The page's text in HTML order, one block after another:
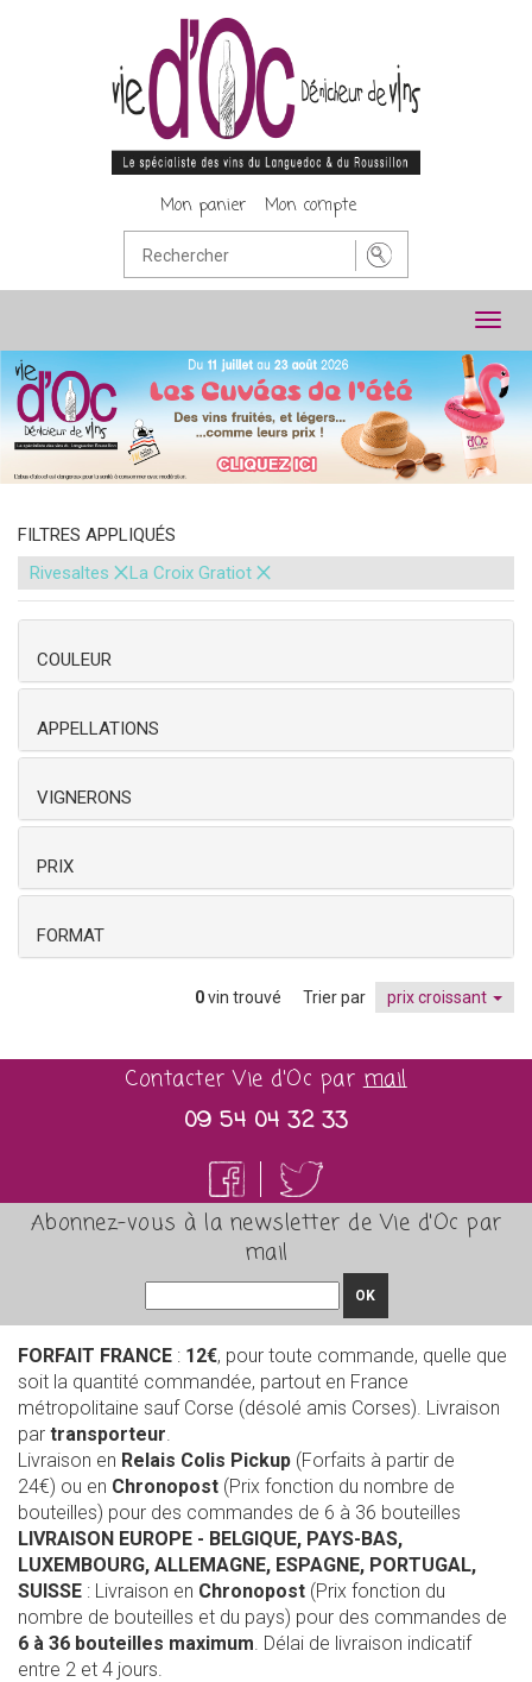
Mon panier Mon compte
FILTRES APPLIQUÉS
Rivesaltes ×La Croix Gratiot ×
COULEUR
APPELLATIONS
VIGNERONS
PRIX
FORMAT
0vin trouvé Trier par prix croissant
Contacter Vie d'Oc parmail
09 54 04 32 33
Abonnez-vous à la newsletter de Vie d'Oc par
mail
OK
FORFAIT FRANCE : 12€, pour toute commande, quelle que
soit la quantité commandée, partout en France
métropolitaine sauf Corse (désolé amis Corses). Livraison
par transporteur.
Livraison en Relais Colis Pickup (Forfaits à partir de
24€) ou en Chronopost (Prix fonction du nombre de
bouteilles) pour des commandes de 6 à 36 bouteilles
LIVRAISON EUROPE - BELGIQUE, PAYS-BAS,
LUXEMBOURG, ALLEMAGNE, ESPAGNE, PORTUGAL,
SUISSE : Livraison en Chronopost (Prix fonction du
nombre de bouteilles et du pays) pour des commandes de
6 à 36 bouteilles maximum. Délai de livraison indicatif
entre 2 et 4 jours.